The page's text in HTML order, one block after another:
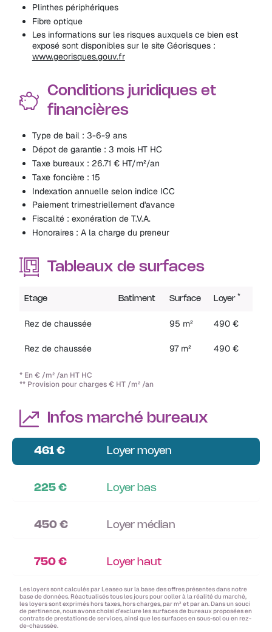
Plinthes périphériques
Fibre optique
Les informations sur les risques auxquels ce bien est
exposé sont disponibles sur le site Géorisques :
www.georisques.gouv.fr
Conditions juridiques et
financières
Type de bail : 3-6-9 ans
Dépot de garantie : 3 mois HT HC
Taxe bureaux : 26.71 € HT/m²/an
Taxe foncière : 15
Indexation annuelle selon indice ICC
Paiement trimestriellement d'avance
Fiscalité : exonération de T.V.A.
Honoraires : A la charge du preneur
Tableaux de surfaces
Etage Batiment Surface Loyer *
Rez de chaussée 95 m² 490 €
Rez de chaussée 97 m² 490 €
* En € /m² /an HT HC
** Provision pour charges € HT /m² /an
Infos marché bureaux
461 € Loyer moyen
225 € Loyer bas
450 € Loyer médian
750 € Loyer haut
Les loyers sont calculés par Leaseo sur la base des offres présentes dans notre
base de données. Réactualisés tous les jours pour coller à la réalité du marché,
les loyers sont exprimés hors taxes, hors charges, par m² et par an. Dans un souci
de pertinence, nous avons choisi d’exclure les surfaces de bureaux proposées en
contrats de prestations de services, ainsi que les surfaces en sous-sol ou en rez-
de-chaussée.